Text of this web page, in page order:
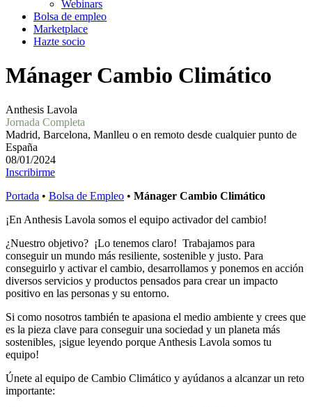
Webinars
Bolsa de empleo
Marketplace
Hazte socio
Mánager Cambio Climático
Anthesis Lavola
Jornada Completa
Madrid, Barcelona, Manlleu o en remoto desde cualquier punto de
España
08/01/2024
Inscribirme
Portada • Bolsa de Empleo • Mánager Cambio Climático
¡En Anthesis Lavola somos el equipo activador del cambio!
¿Nuestro objetivo? ¡Lo tenemos claro! Trabajamos para
conseguir un mundo más resiliente, sostenible y justo. Para
conseguirlo y activar el cambio, desarrollamos y ponemos en acción
diversos servicios y productos pensados para crear un impacto
positivo en las personas y su entorno.
Si como nosotros también te apasiona el medio ambiente y crees que
es la pieza clave para conseguir una sociedad y un planeta más
sostenibles, ¡sigue leyendo porque Anthesis Lavola somos tu
equipo!
Únete al equipo de Cambio Climático y ayúdanos a alcanzar un reto
importante: